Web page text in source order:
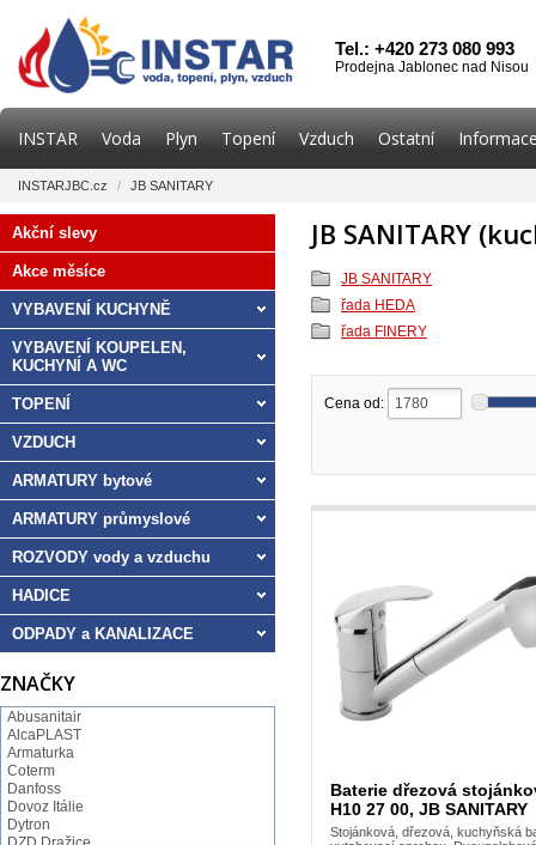
Tel.: +420 273 080 993
Prodejna Jablonec nad Nisou
INSTAR Voda Plyn Topení Vzduch Ostatní
INSTARJBC.cz / JB SANITARY
JB SANITARY
JB SANITARY
řada HEDA
řada FINERY
Cena od:
Baterie dřezová
H10 27 00, JB SANITARY
Stojánková, dřezová, kuchyňská
Akční slevy
Akce měsíce
VYBAVENÍ KUCHYNĚ
VYBAVENÍ KOUPELEN,
KUCHYNÍ A WC
TOPENÍ
VZDUCH
ARMATURY bytové
ARMATURY průmyslové
ROZVODY vody a vzduchu
HADICE
ODPADY a KANALIZACE
ZNAČKY
Abusanitair
AlcaPLAST
Armaturka
Coterm
Danfoss
Dovoz Itálie
Dytron